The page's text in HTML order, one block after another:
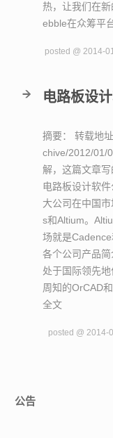
热，让我们在
ebble在众筹平
posted @ 2014-
电路板设
摘要： 转载地
chive/2012/01/
解，这篇文章
电路板设计软
大公司在中国
s和Altium。
场就是
各个公司产品
处于国际领先
周知的OrCAD
全文
posted @ 2014-
公告